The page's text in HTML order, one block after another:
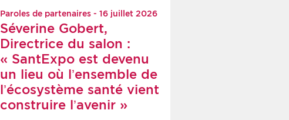
Paroles de partenaires - 16 juillet 2026
Séverine Gobert,
Directrice du salon :
« SantExpo est devenu
un lieu où l’ensemble de
l’écosystème santé vient
construire l’avenir »